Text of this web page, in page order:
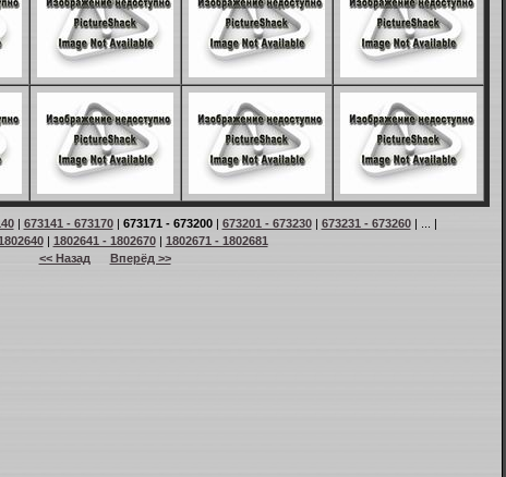
| 673141 - 673170| 673171 - 673200| 673201 - 673230| 673231 - 673260| ... |
| 1802641 - 1802670| 1802671 - 1802681
<< Назад
Вперёд >>